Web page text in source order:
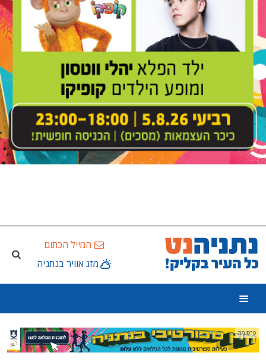
המייל הכתום
מזג אוויר בנתניה
פרסומת